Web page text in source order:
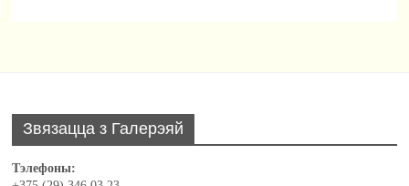
Звязацца з Галерэяй
Тэлефоны: